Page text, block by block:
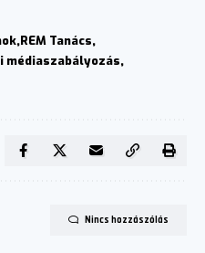
REM Tanács
médiaszabályozás
Nincs hozzászólás